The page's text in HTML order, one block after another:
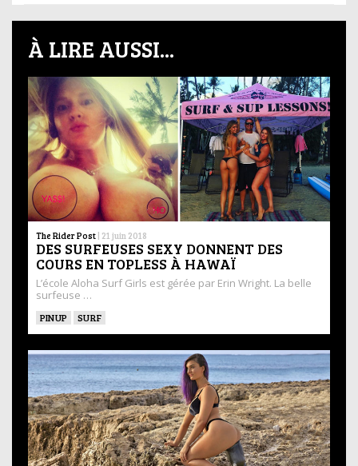
À LIRE AUSSI...
The Rider Post | 21 juin 2018
DES SURFEUSES SEXY DONNENT DES
COURS EN TOPLESS À HAWAÏ
L’école Aloha Surf Girls est gérée par Erin Wright. La belle
surfeuse …
PINUP SURF